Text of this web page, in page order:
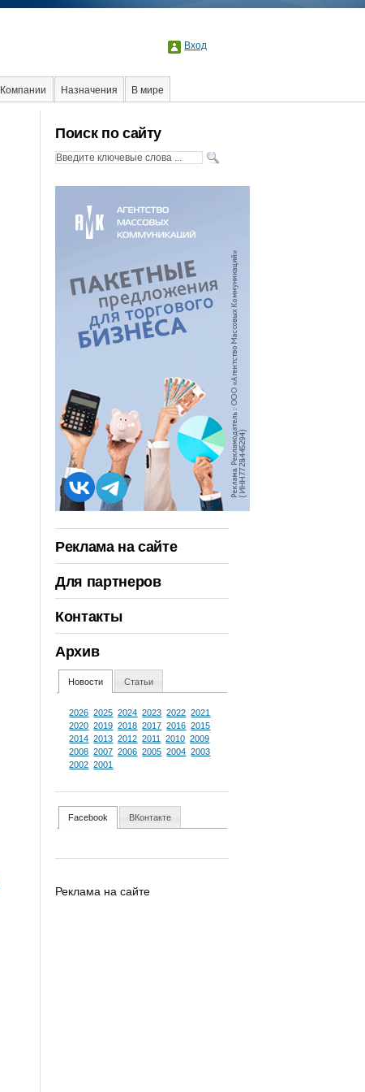
Вход
Компании Назначения
В мире
Поиск по сайту
Реклама на сайте
Для партнеров
Контакты
Архив
Новости Статьи
2026 2025 2024 2023 2022 2021
2020 2019 2018 2017 2016 2015
2014 2013 2012 2011 2010 2009
2008 2007 2006 2005 2004 2003
2002 2001
Facebook ВКонтакте
Реклама на сайте